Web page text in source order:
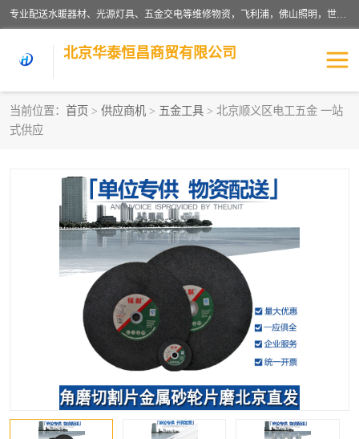
专业配送水暖器材、光源灯具、五金交电等维修物资，飞利浦，佛山照明，世达，博世，九牧，特陶等各产品涉及国内外知名品牌。公司专注与物业、学校、酒店、工厂等单位合作，提供一站式配送服务，降低客户综合成本。依托电子商务改变传统模式，以专业的团队为客户提供24H物资配送到达，货到月结、统一开票，便捷退换等服务，提高了企业的运营效率。
北京华泰恒昌商贸有限公司
当前位置： 首页 > 供应商机 > 五金工具 > 北京顺义区电工五金 一站
式供应
水暖阀门
五金工具 涂料辅材